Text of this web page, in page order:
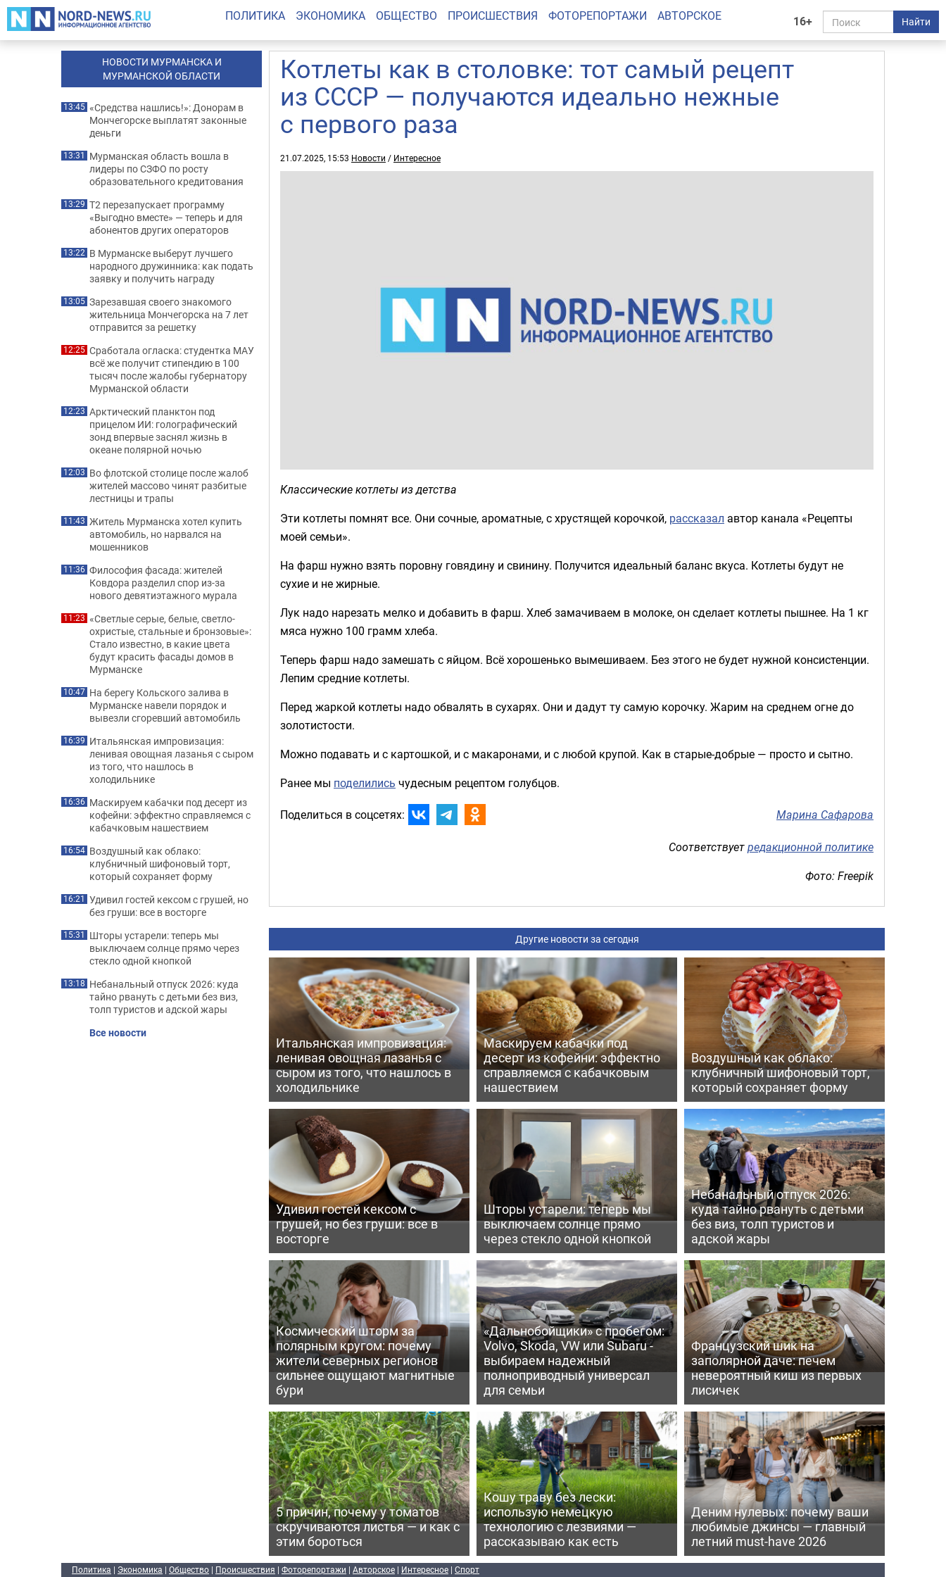
16+ Найти
ПОЛИТИКА ЭКОНОМИКА ОБЩЕСТВО ПРОИСШЕСТВИЯ ФОТОРЕПОРТАЖИ АВТОРСКОЕ
Котлеты как в столовке: тот самый рецепт
из СССР — получаются идеально нежные
с первого раза
21.07.2025, 15:53 Новости / Интересное
Классические котлеты из детства
Эти котлеты помнят все. Они сочные, ароматные, с хрустящей корочкой, рассказал автор канала «Рецепты
моей семьи».
На фарш нужно взять поровну говядину и свинину. Получится идеальный баланс вкуса. Котлеты будут не
сухие и не жирные.
Лук надо нарезать мелко и добавить в фарш. Хлеб замачиваем в молоке, он сделает котлеты пышнее. На 1 кг
мяса нужно 100 грамм хлеба.
Теперь фарш надо замешать с яйцом. Всё хорошенько вымешиваем. Без этого не будет нужной консистенции.
Лепим средние котлеты.
Перед жаркой котлеты надо обвалять в сухарях. Они и дадут ту самую корочку. Жарим на среднем огне до
золотистости.
Можно подавать и с картошкой, и с макаронами, и с любой крупой. Как в старые-добрые — просто и сытно.
Ранее мы поделились чудесным рецептом голубцов.
Поделиться в соцсетях: Марина Сафарова
Соответствуетредакционной политике
Фото: Freepik
Другие новости за сегодня
Итальянская импровизация:
ленивая овощная лазанья с
сыром из того, что нашлось в
холодильнике
Маскируем кабачки под
десерт из кофейни: эффектно
справляемся с кабачковым
нашествием
Воздушный как облако:
клубничный шифоновый торт,
который сохраняет форму
Удивил гостей кексом с
грушей, но без груши: все в
восторге
Шторы устарели: теперь мы
выключаем солнце прямо
через стекло одной кнопкой
Небанальный отпуск 2026:
куда тайно рвануть с детьми
без виз, толп туристов и
адской жары
Космический шторм за
полярным кругом: почему
жители северных регионов
сильнее ощущают магнитные
бури
«Дальнобойщики» с пробегом:
Volvo, Skoda, VW или Subaru -
выбираем надежный
полноприводный универсал
для семьи
Французский шик на
заполярной даче: печем
невероятный киш из первых
лисичек
5 причин, почему у томатов
скручиваются листья — и как с
этим бороться
Кошу траву без лески:
использую немецкую
технологию с лезвиями —
рассказываю как есть
Деним нулевых: почему ваши
любимые джинсы — главный
летний must-have 2026
НОВОСТИ МУРМАНСКА И
МУРМАНСКОЙ ОБЛАСТИ
13:45 «Средства нашлись!»: Донорам в
Мончегорске выплатят законные
деньги
13:31 Мурманская область вошла в
лидеры по СЗФО по росту
образовательного кредитования
13:29 Т2 перезапускает программу
«Выгодно вместе» — теперь и для
абонентов других операторов
13:22 В Мурманске выберут лучшего
народного дружинника: как подать
заявку и получить награду
13:05 Зарезавшая своего знакомого
жительница Мончегорска на 7 лет
отправится за решетку
12:25 Сработала огласка: студентка МАУ
всё же получит стипендию в 100
тысяч после жалобы губернатору
Мурманской области
12:23 Арктический планктон под
прицелом ИИ: голографический
зонд впервые заснял жизнь в
океане полярной ночью
12:03 Во флотской столице после жалоб
жителей массово чинят разбитые
лестницы и трапы
11:43 Житель Мурманска хотел купить
автомобиль, но нарвался на
мошенников
11:36 Философия фасада: жителей
Ковдора разделил спор из-за
нового девятиэтажного мурала
11:23 «Светлые серые, белые, светло-
охристые, стальные и бронзовые»:
Стало известно, в какие цвета
будут красить фасады домов в
Мурманске
10:47 На берегу Кольского залива в
Мурманске навели порядок и
вывезли сгоревший автомобиль
16:39 Итальянская импровизация:
ленивая овощная лазанья с сыром
из того, что нашлось в
холодильнике
16:36 Маскируем кабачки под десерт из
кофейни: эффектно справляемся с
кабачковым нашествием
16:54 Воздушный как облако:
клубничный шифоновый торт,
который сохраняет форму
16:21 Удивил гостей кексом с грушей, но
без груши: все в восторге
15:31 Шторы устарели: теперь мы
выключаем солнце прямо через
стекло одной кнопкой
13:18 Небанальный отпуск 2026: куда
тайно рвануть с детьми без виз,
толп туристов и адской жары
Все новости
Политика | Экономика | Общество | Происшествия | Фоторепортажи | Авторское | Интересное | Спорт